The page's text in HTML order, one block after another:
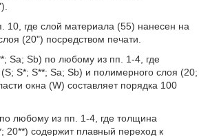
10, где слой материала (55) нанесен на
(20ʺ) посредством печати.
Sa; Sb) по любому из пп. 1-4, где
S*; S**; Sa; Sb) и полимерного слоя (20;
окна (W) составляет порядка 100
любому из пп. 1-4, где толщина
20**) содержит плавный переход к